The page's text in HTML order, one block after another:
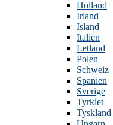
Holland
Irland
Island
Italien
Letland
Polen
Schweiz
Spanien
Sverige
Tyrkiet
Tyskland